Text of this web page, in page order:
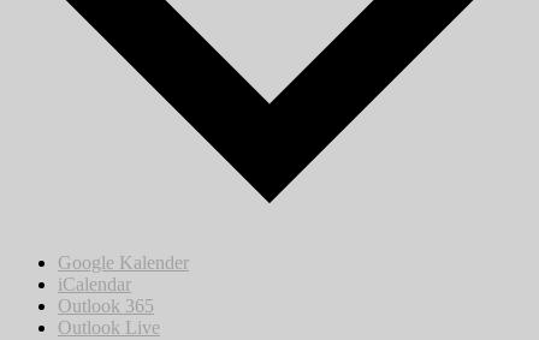
Google Kalender
iCalendar
Outlook 365
Outlook Live